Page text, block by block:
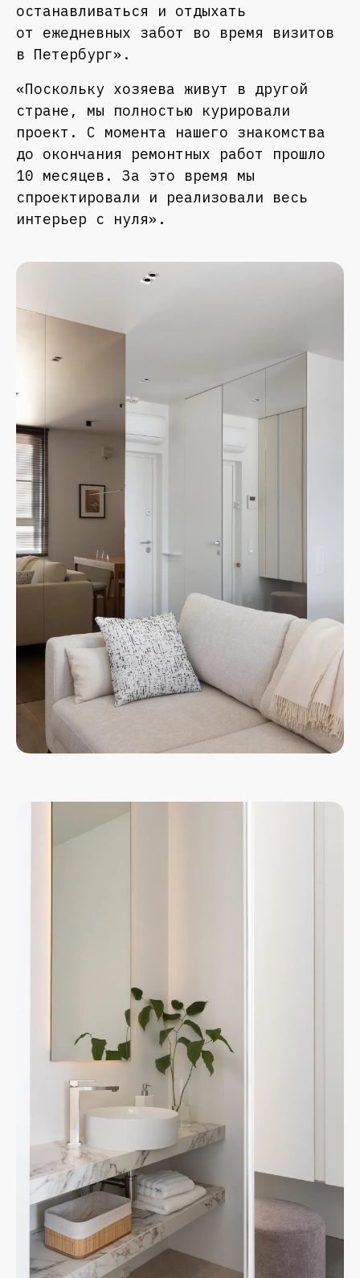
останавливаться и отдыхать
от ежедневных забот во время визитов
в Петербург».
«Поскольку хозяева живут в другой
стране, мы полностью курировали
проект. С момента нашего знакомства
до окончания ремонтных работ прошло
10 месяцев. За это время мы
спроектировали и реализовали весь
интерьер с нуля».